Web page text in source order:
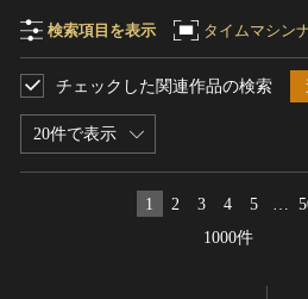
トップ 媒
博
検索項目を表示 タイムマシン
20件で表示
チェックした関連作品の検索
1000件
1 2 3 4 5
検索項目
フリーワード